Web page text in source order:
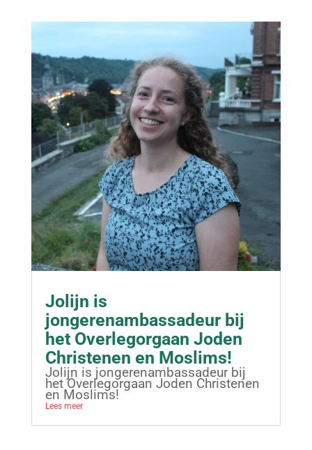
Jolijn is
jongerenambassadeur bij
het Overlegorgaan Joden
Christenen en Moslims!
Jolijn is jongerenambassadeur bij
het Overlegorgaan Joden Christenen
en Moslims!
Lees meer